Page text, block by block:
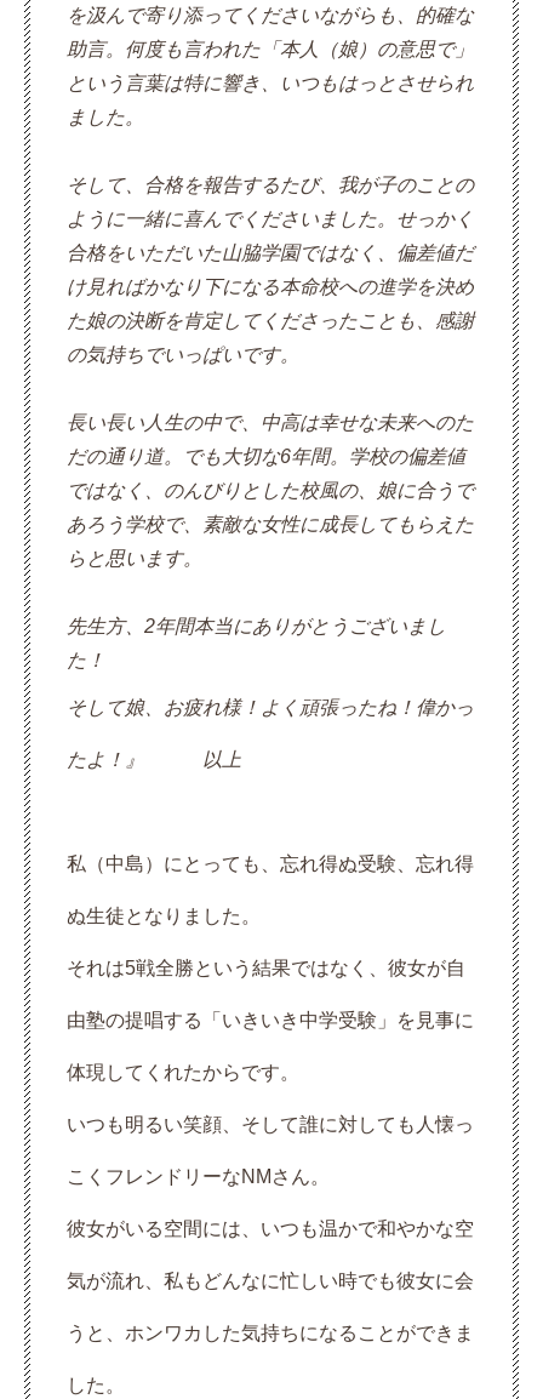
を汲んで寄り添ってくださいながらも、的確な
助言。何度も言われた「本人（娘）の意思で」
という言葉は特に響き、いつもはっとさせられ
ました。
そして、合格を報告するたび、我が子のことの
ように一緒に喜んでくださいました。せっかく
合格をいただいた山脇学園ではなく、偏差値だ
け見ればかなり下になる本命校への進学を決め
た娘の決断を肯定してくださったことも、感謝
の気持ちでいっぱいです。
長い長い人生の中で、中高は幸せな未来へのた
だの通り道。でも大切な6年間。学校の偏差値
ではなく、のんびりとした校風の、娘に合うで
あろう学校で、素敵な女性に成長してもらえた
らと思います。
先生方、2年間本当にありがとうございまし
た！
そして娘、お疲れ様！よく頑張ったね！偉かっ
たよ！』　　　以上
私（中島）にとっても、忘れ得ぬ受験、忘れ得
ぬ生徒となりました。
それは5戦全勝という結果ではなく、彼女が自
由塾の提唱する「いきいき中学受験」を見事に
体現してくれたからです。
いつも明るい笑顔、そして誰に対しても人懐っ
こくフレンドリーなNMさん。
彼女がいる空間には、いつも温かで和やかな空
気が流れ、私もどんなに忙しい時でも彼女に会
うと、ホンワカした気持ちになることができま
した。